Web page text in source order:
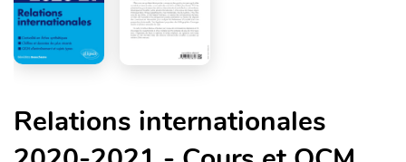
Relations internationales